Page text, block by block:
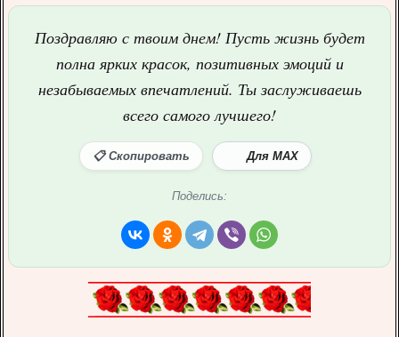
Поздравляю с твоим днем! Пусть жизнь будет
полна ярких красок, позитивных эмоций и
незабываемых впечатлений. Ты заслуживаешь
всего самого лучшего!
📋 Скопировать Для MAX
Поделись: